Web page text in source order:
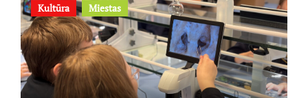
Kultūra Miestas